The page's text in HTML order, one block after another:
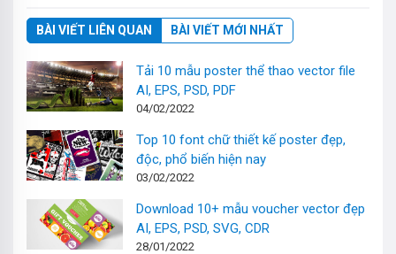
BÀI VIẾT LIÊN QUAN BÀI VIẾT MỚI NHẤT
Tải 10 mẫu poster thể thao vector file
AI, EPS, PSD, PDF
04/02/2022
Top 10 font chữ thiết kế poster đẹp,
độc, phổ biến hiện nay
03/02/2022
Download 10+ mẫu voucher vector đẹp
AI, EPS, PSD, SVG, CDR
28/01/2022